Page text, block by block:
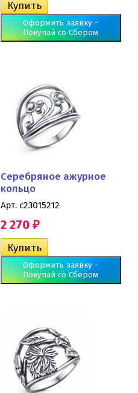
Оформить заявку -
Покупай со Сбером
Серебряное ажурное
кольцо
Арт. с23015212
2 270 ₽
Оформить заявку -
Покупай со Сбером